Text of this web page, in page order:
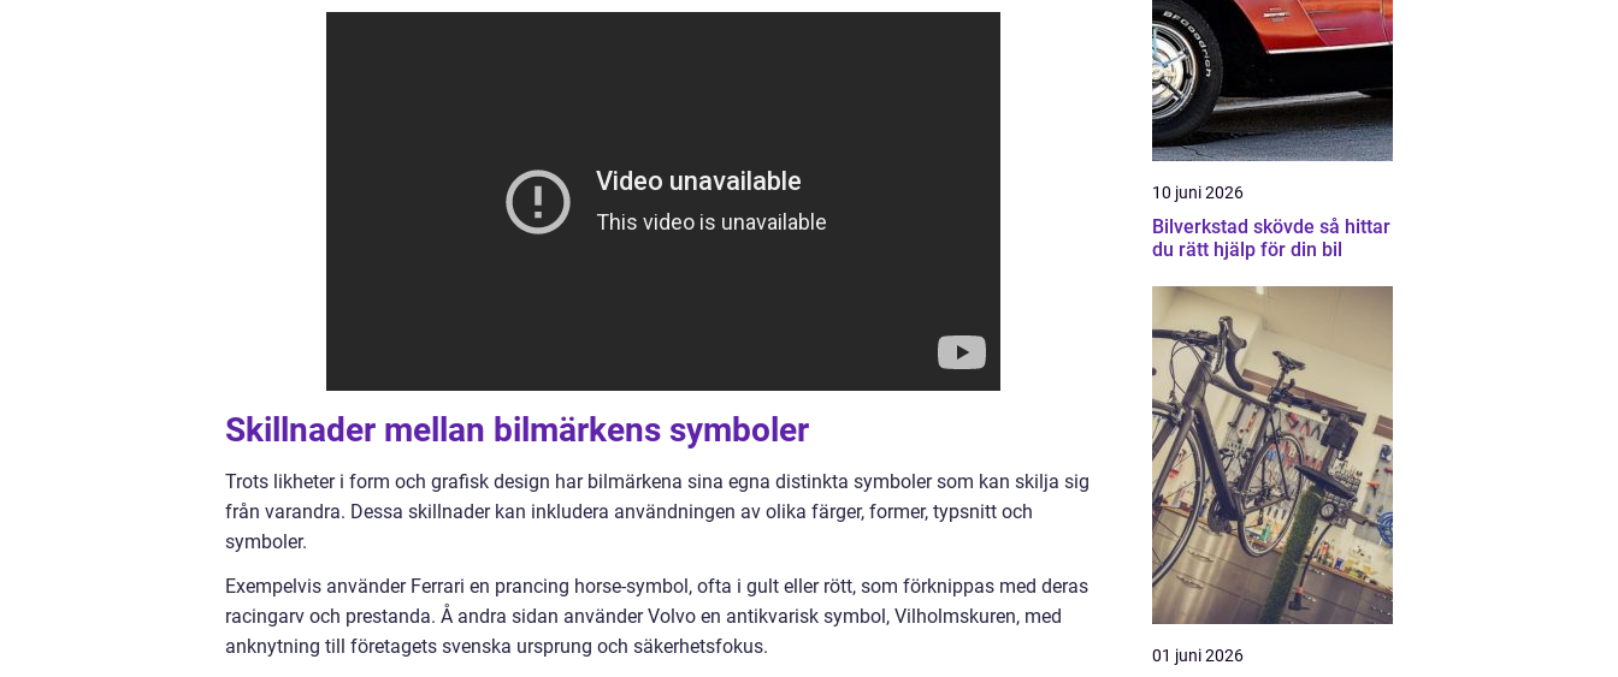
Skillnader mellan bilmärkens symboler
Trots likheter i form och grafisk design har bilmärkena sina egna distinkta symboler som kan skilja sig
från varandra. Dessa skillnader kan inkludera användningen av olika färger, former, typsnitt och
symboler.
Exempelvis använder Ferrari en prancing horse-symbol, ofta i gult eller rött, som förknippas med deras
racingarv och prestanda. Å andra sidan använder Volvo en antikvarisk symbol, Vilholmskuren, med
anknytning till företagets svenska ursprung och säkerhetsfokus.
10 juni 2026
Bilverkstad skövde så hittar
du rätt hjälp för din bil
01 juni 2026